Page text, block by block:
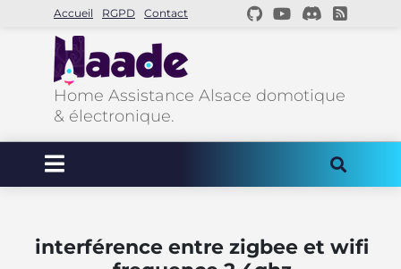
Accueil RGPD Contact
Home Assistance Alsace domotique
& électronique.
interférence entre zigbee et wifi